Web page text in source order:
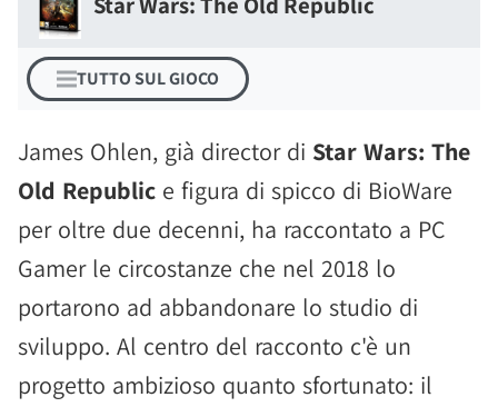
TUTTO SUL GIOCO
James Ohlen, già director di Star Wars: The
Old Republic e figura di spicco di BioWare
per oltre due decenni, ha raccontato a PC
Gamer le circostanze che nel 2018 lo
portarono ad abbandonare lo studio di
sviluppo. Al centro del racconto c'è un
progetto ambizioso quanto sfortunato: il